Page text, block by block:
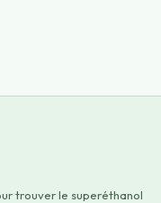
trouver le superéthanol